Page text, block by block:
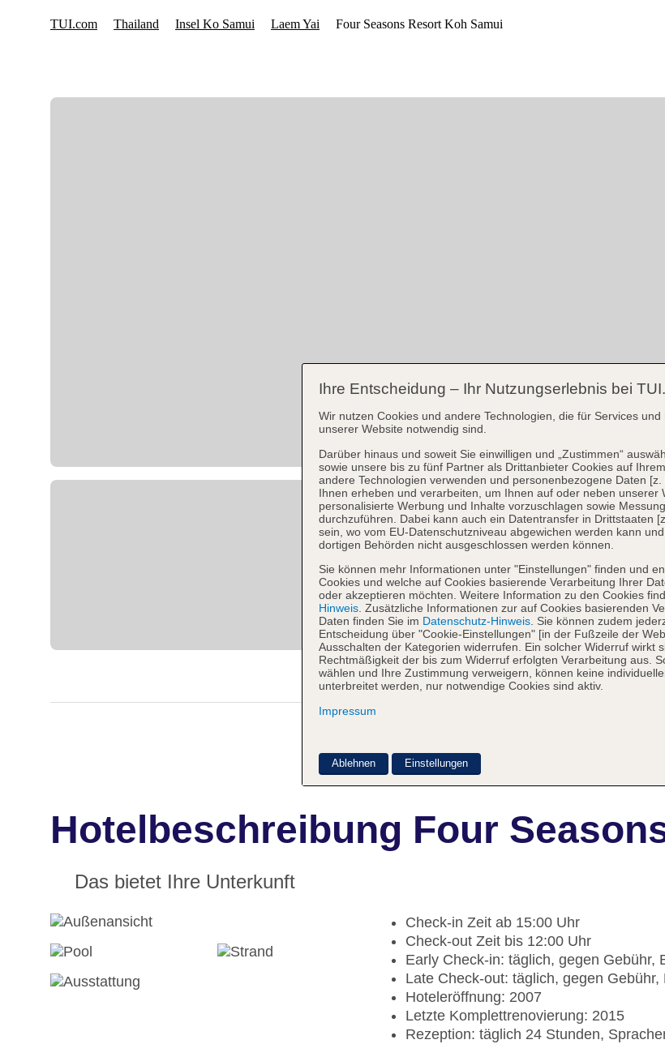
Hotelbeschreibung Four
Das bietet Ihre Unterkunft
Check-in Zeit ab 15:00 Uhr
Check-out Zeit bis 12:00 Uhr
Early Check-in: täglich, gegen Gebühr,
Late Check-out: täglich, gegen
Hoteleröffnung: 2007
Letzte Komplettrenovierung: 2015
Rezeption: täglich 24 Stunden,
Ihre Entscheidung – Ihr Nutzungserlebnis bei
Wir nutzen Cookies und andere Technologien, die für Services
unserer Website notwendig sind.
Darüber hinaus und soweit Sie einwilligen und „Zustimmen“
sowie unsere bis zu fünf Partner als Drittanbieter Cookies auf
andere Technologien verwenden und personenbezogene Daten [z.
Ihnen erheben und verarbeiten, um Ihnen auf oder neben unserer
personalisierte Werbung und Inhalte vorzuschlagen sowie
durchzuführen. Dabei kann auch ein Datentransfer in Drittstaaten
sein, wo vom EU-Datenschutzniveau abgewichen werden kann
dortigen Behörden nicht ausgeschlossen werden können.
Sie können mehr Informationen unter "Einstellungen" finden und
Cookies und welche auf Cookies basierende Verarbeitung Ihrer
oder akzeptieren möchten. Weitere Information zu den Cookies
Hinweis . Zusätzliche Informationen zur auf Cookies basierenden
Daten finden Sie im Datenschutz-Hinweis . Sie können zudem
Entscheidung über "Cookie-Einstellungen" [in der Fußzeile der
Ausschalten der Kategorien widerrufen. Ein solcher Widerruf wirkt
Rechtmäßigkeit der bis zum Widerruf erfolgten Verarbeitung aus.
wählen und Ihre Zustimmung verweigern, können keine
unterbreitet werden, nur notwendige Cookies sind aktiv.
Impressum
Ablehnen Einstellungen